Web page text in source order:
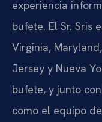
experiencia
bufete. El Sr. Sris
Virginia,
Jersey y Nueva
bufete, y junto
como el equipo